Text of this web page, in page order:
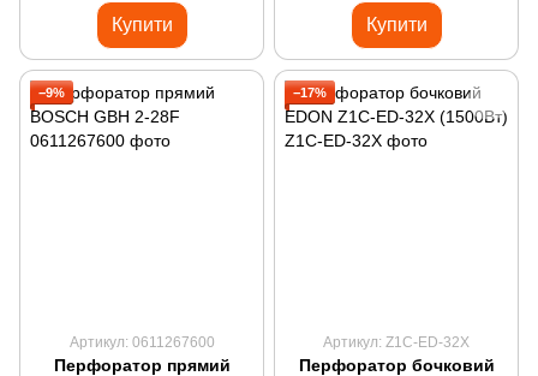
Купити Купити
−9%
Артикул: 0611267600
Перфоратор прямий
−17%
Артикул: Z1C-ED-32X
Перфоратор бочковий